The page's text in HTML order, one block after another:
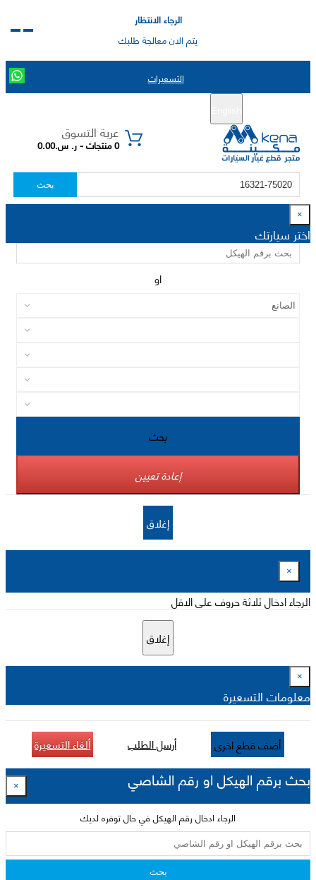
الرجاء الانتظار
يتم الان معالجة طلبك
التسعيرات
عربة التسوق
0 منتجات - ر. س.0.00
بحث
×
اختر سيارتك
او
بحث
إعادة تعيين
إغلاق
×
الرجاء ادخال ثلاثة حروف على الاقل
إغلاق
×
معلومات التسعيرة
أضف قطع اخرى أرسل الطلب ألغاء التسعيرة
بحث برقم الهيكل او رقم الشاصي ×
الرجاء ادخال رقم الهيكل في حال توفره لديك
بحث